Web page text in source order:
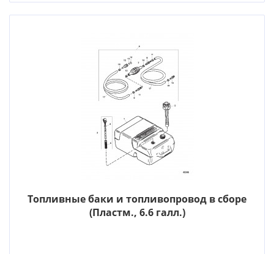
Топливные баки и топливопровод в сборе
(Пластм., 6.6 галл.)